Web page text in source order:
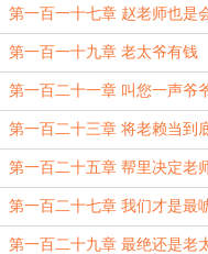
第一百一十七章 赵老师也是
的
第一百一十九章 老太爷有钱
第一百二十一章 叫您一声爷
份吧？
第一百二十三章 将老赖当到
第一百二十五章 帮里决定老
了
第一百二十七章 我们才是最
第一百二十九章 最绝还是老